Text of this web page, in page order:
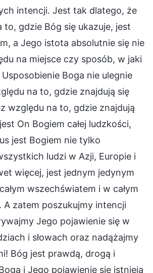
intencji. Jest tak dlatego, że
to, gdzie Bóg się ukazuje, jest
a Jego istota absolutnie się nie
na miejsce czy sposób, w jaki
Boga nie ulegnie
na to, gdzie znajdują się
względu na to, gdzie znajdują
On Bogiem całej ludzkości,
jest Bogiem nie tylko
ludzi w Azji, Europie i
więcej, jest jednym jedynym
wszechświatem i w całym
A zatem poszukujmy intencji
Jego pojawienie się w
i słowach oraz nadążajmy
Bóg jest prawdą, drogą i
i Jego pojawienie się istnieją